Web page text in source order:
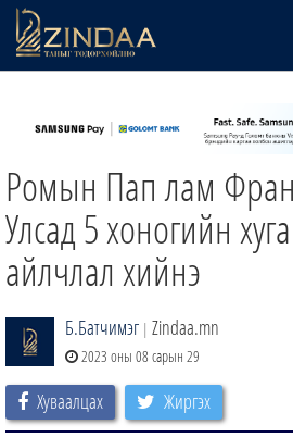
ТВ8
ӨГЛӨӨНИЙ СОНИН
АУДИО ЗОХИОЛ
ЗИНДАА СЭТГҮҮЛ
Ромын Пап лам
Улсад 5 хоногийн
айлчлал хийнэ
Б.Батчимэг | Zindaa.mn
2023 оны 08 сарын 29
Хуваалцах Жиргэх